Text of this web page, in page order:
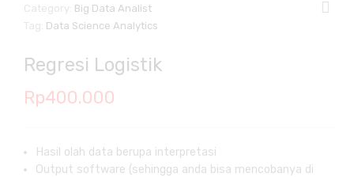
Category: Big Data Analist
Tag: Data Science Analytics
Regresi Logistik
Rp400.000
Hasil olah data berupa interpretasi
Output software (sehingga anda bisa mencobanya di